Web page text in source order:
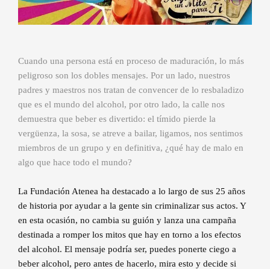
Cuando una persona está en proceso de maduración, lo más
peligroso son los dobles mensajes. Por un lado, nuestros
padres y maestros nos tratan de convencer de lo resbaladizo
que es el mundo del alcohol, por otro lado, la calle nos
demuestra que beber es divertido: el tímido pierde la
vergüenza, la sosa, se atreve a bailar, ligamos, nos sentimos
miembros de un grupo y en definitiva, ¿qué hay de malo en
algo que hace todo el mundo?
La Fundación Atenea ha destacado a lo largo de sus 25 años
de historia por ayudar a la gente sin criminalizar sus actos. Y
en esta ocasión, no cambia su guión y lanza una campaña
destinada a romper los mitos que hay en torno a los efectos
del alcohol. El mensaje podría ser, puedes ponerte ciego a
beber alcohol, pero antes de hacerlo, mira esto y decide si